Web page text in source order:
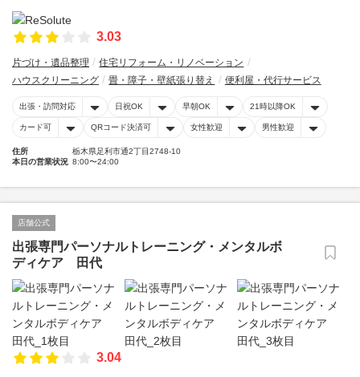
3.03
片づけ・遺品整理
住宅リフォーム・リノベーション
ハウスクリーニング
畳・障子・壁紙張り替え 便利屋・代行サービス
出張・訪問対応 日祝OK 早朝OK 21時以降OK
カード可 QRコード決済可 女性歓迎 男性歓迎
住所
栃木県足利市通2丁目2748-10
本日の営業状況 8:00〜24:00
店舗公式
出張専門パーソナルトレーニング・メンタルボ
ディケア 田代
3.04